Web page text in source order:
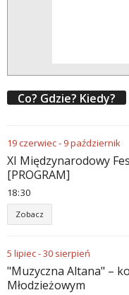
Co? Gdzie? Kiedy?
19czerwiec- 9październik
XI Międzynarodowy
[PROGRAM]
18:30
Zobacz
5 lipiec-30 sierpień
"Muzyczna Altana" –
Młodzieżowym